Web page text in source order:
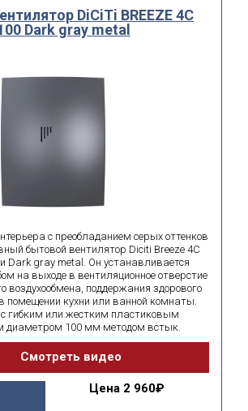
DiCiTi BREEZE 4C
Dark gray metal
с преобладанием серых оттенков
бытовой вентилятор Diciti Breeze 4C
Dark gray metal. Он устанавливается
на выходе в вентиляционное отверстие
воздухообмена, поддержания здорового
кухни или ванной комнаты.
с гибким или жестким пластиковым
диаметром 100 мм методом встык.
Цена 2 960₽